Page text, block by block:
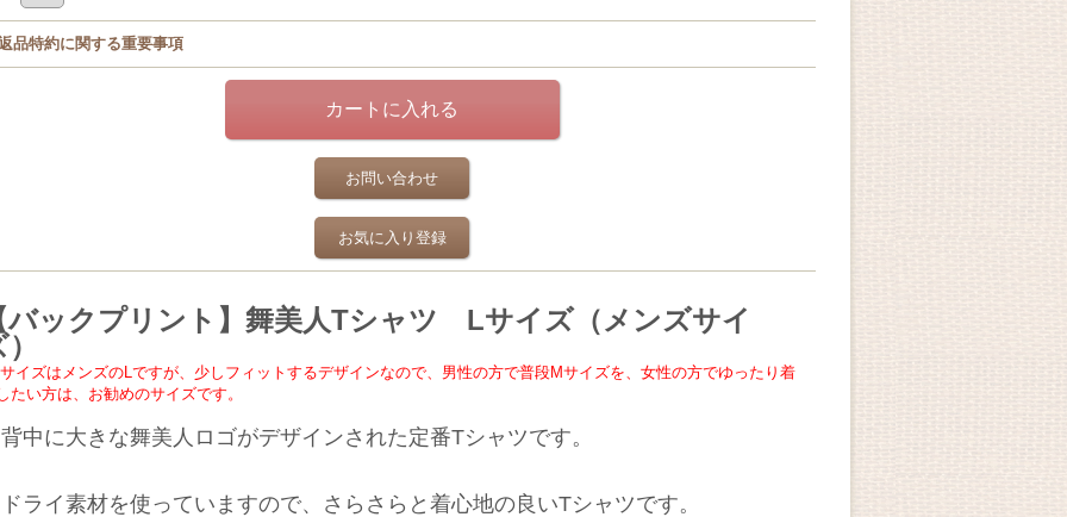
品特約に関する重要事項
お問い合わせ
お気に入り登録
バックプリント】舞美人Tシャツ Lサイズ（メンズサイ
イズはメンズのLですが、少しフィットするデザインなので、男性の方で普段Mサイズを、女性の方でゆったり着
たい方は、お勧めのサイズです。
に大きな舞美人ロゴがデザインされた定番Tシャツです。
ドライ素材を使っていますので、さらさらと着心地の良いTシャツです。